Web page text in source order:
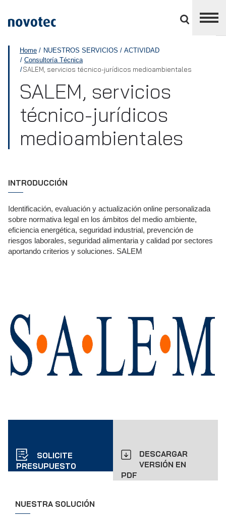
panel
APPLUS+
Home NUESTROS SERVICIOS
ACTIVIDAD
Consultoría Técnica
SALEM, servicios técnico-jurídicos medioambientales
SALEM, servicios
técnico-jurídicos
medioambientales
INTRODUCCIÓN
Identificación, evaluación y actualización online personalizada
sobre normativa legal en los ámbitos del medio ambiente,
eficiencia energética, seguridad industrial, prevención de
riesgos laborales, seguridad alimentaria y calidad por sectores
aportando criterios y soluciones. SALEM
SOLICITE
PRESUPUESTO
DESCARGAR
VERSIÓN EN
PDF
NUESTRA SOLUCIÓN